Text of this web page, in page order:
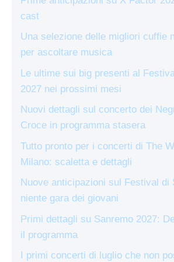
cast
Una selezione delle migliori cuffie
per ascoltare musica
Le ultime sui big presenti al
2027 nei prossimi mesi
Nuovi dettagli sul concerto dei
Croce in programma stasera
Tutto pronto per i concerti di The
Milano: scaletta e dettagli
Nuove anticipazioni sul Festival di
niente gara dei giovani
Primi dettagli su Sanremo 2027:
il programma
I primi concerti di luglio che non